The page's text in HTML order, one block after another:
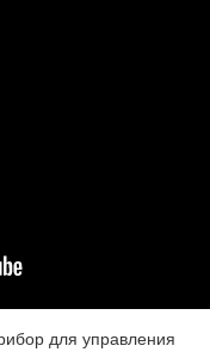
для управления